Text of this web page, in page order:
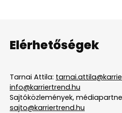
Elérhetőségek
Tarnai Attila:
info@karriertrend.hu
Sajtóközlemények,
sajto@karriertrend.hu